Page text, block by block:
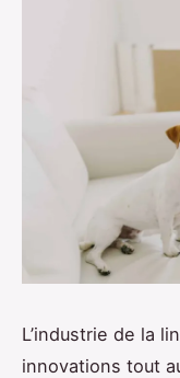
L’industrie de la
innovations tout